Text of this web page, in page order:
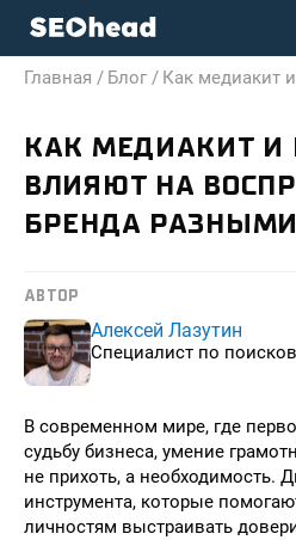
Главная / Блог / Как медиакит
КАК МЕДИАКИТ И
ВЛИЯЮТ НА
БРЕНДА РАЗНЫМИ
АВТОР
Алексей Лазутин
Специалист по
В современном мире, где
судьбу бизнеса, умение
не прихоть, а необходимость.
инструмента, которые
личностям выстраивать